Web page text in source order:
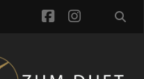
facebook